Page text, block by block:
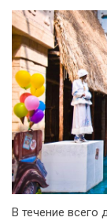
В течение всего